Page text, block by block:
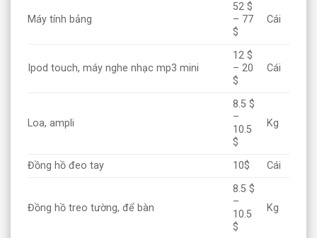
Máy tính bảng
52 $
– 77
$
Cái
Ipod touch, máy nghe nhạc mp3 mini
12 $
– 20
$
Cái
Loa, ampli
8.5 $
–
10.5
$
Kg
Đồng hồ đeo tay 10$ Cái
Đồng hồ treo tường, để bàn
8.5 $
–
10.5
$
Kg